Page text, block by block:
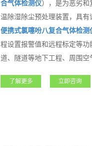
合气体检测仪），是为恶劣
温除湿除尘预处理装置，具
便携式氯噻吩八复合气体检测
程设置报警值和远程标定等
道、隧道等地下工程、周围空
了解更多 立即咨询